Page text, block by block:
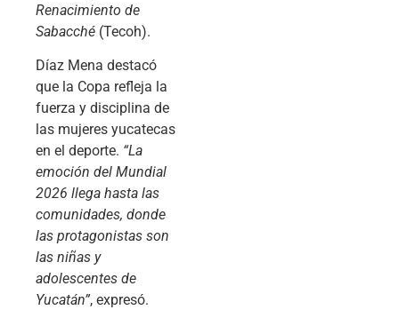
Renacimiento de
Sabacché (Tecoh).
Díaz Mena destacó
que la Copa refleja la
fuerza y disciplina de
las mujeres yucatecas
en el deporte. “La
emoción del Mundial
2026 llega hasta las
comunidades, donde
las protagonistas son
las niñas y
adolescentes de
Yucatán”, expresó.